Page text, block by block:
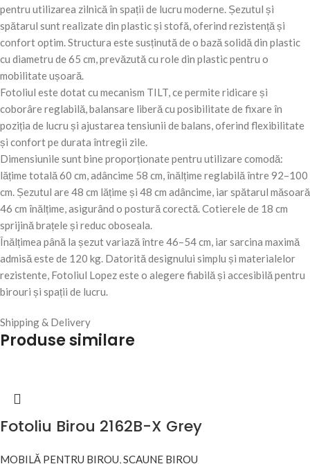
pentru utilizarea zilnică în spații de lucru moderne. Șezutul și
spătarul sunt realizate din plastic și stofă, oferind rezistență și
confort optim. Structura este susținută de o bază solidă din plastic
cu diametru de 65 cm, prevăzută cu role din plastic pentru o
mobilitate ușoară.
Fotoliul este dotat cu mecanism TILT, ce permite ridicare și
coborâre reglabilă, balansare liberă cu posibilitate de fixare în
poziția de lucru și ajustarea tensiunii de balans, oferind flexibilitate
și confort pe durata întregii zile.
Dimensiunile sunt bine proporționate pentru utilizare comodă:
lățime totală 60 cm, adâncime 58 cm, înălțime reglabilă între 92–100
cm. Șezutul are 48 cm lățime și 48 cm adâncime, iar spătarul măsoară
46 cm înălțime, asigurând o postură corectă. Cotierele de 18 cm
sprijină brațele și reduc oboseala.
Înălțimea până la șezut variază între 46–54 cm, iar sarcina maximă
admisă este de 120 kg. Datorită designului simplu și materialelor
rezistente, Fotoliul Lopez este o alegere fiabilă și accesibilă pentru
birouri și spații de lucru.
Shipping & Delivery
Produse similare
Fotoliu Birou 2162B-X Grey
MOBILĂ PENTRU BIROU,SCAUNE BIROU